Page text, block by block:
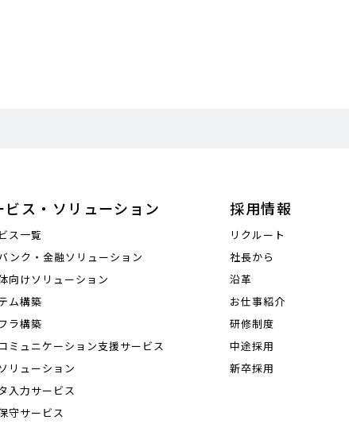
ビス・ソリューション
ス一覧
ンク・金融ソリューション
向けソリューション
ム構築
ラ構築
ミュニケーション支援サービス
リューション
入力サービス
守サービス
採用情報
リクルート
社長から
沿革
お仕事紹介
研修制度
中途採用
新卒採用